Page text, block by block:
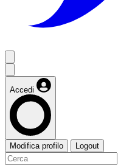
Accedi
Modifica profilo Logout